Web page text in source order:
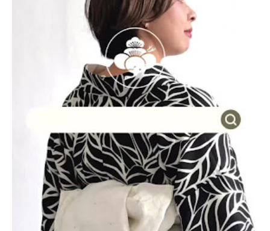
ポリエステル その他
5,000-10,000円 10,000-20,000円
20,000-30,000円 30,000円以上
絞り込んで検索
新作・キャンペーン
帯結び動画
キモノ読ミモノ
SHOPPING GUIDE